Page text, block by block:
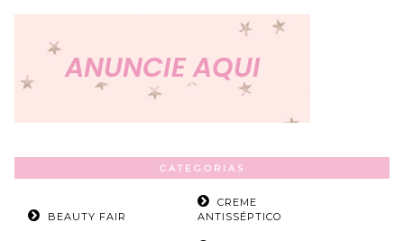
CATEGORIAS
BEAUTY FAIR
CREME
ANTISSÉPTICO